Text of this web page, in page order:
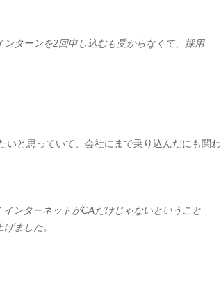
ターンを2回申し込むも受からなくて、採用
いと思っていて、会社にまで乗り込んだにも関わ
ンターネットがCAだけじゃないということ
ました。